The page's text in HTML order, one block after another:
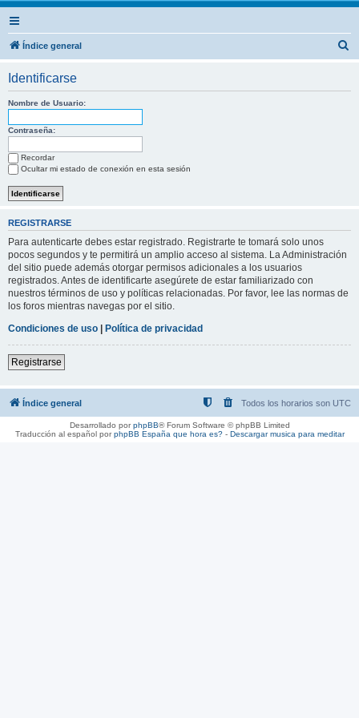
Índice general
Identificarse
Nombre de Usuario:
Contraseña:
Recordar
Ocultar mi estado de conexión en esta sesión
REGISTRARSE
Para autenticarte debes estar registrado. Registrarte te tomará solo unos
pocos segundos y te permitirá un amplio acceso al sistema. La Administración
del sitio puede además otorgar permisos adicionales a los usuarios
registrados. Antes de identificarte asegúrete de estar familiarizado con
nuestros términos de uso y políticas relacionadas. Por favor, lee las normas de
los foros mientras navegas por el sitio.
Condiciones de uso | Política de privacidad
Registrarse
Índice general Todos los horarios son UTC
Desarrollado porphpBB® Forum Software © phpBB Limited
Traducción al español porphpBB España que hora es?- Descargar musica para meditar